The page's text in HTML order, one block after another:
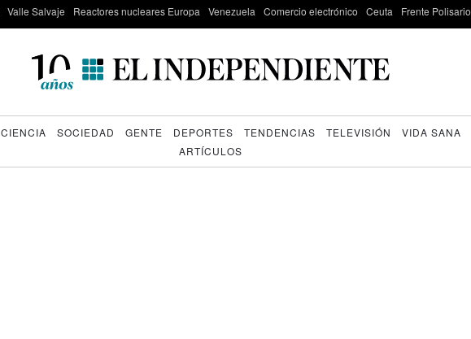
Valle Salvaje Reactores nucleares Europa Venezuela Comercio electrónico Ceuta Frente Polisario
CIENCIA SOCIEDAD GENTE DEPORTES TENDENCIAS TELEVISIÓN VIDA SANA
ARTÍCULOS